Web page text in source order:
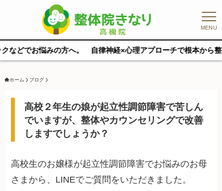
MENU
みの方へ。 自律神経×心理アプローチで根本から整えます。
ホーム ブログ
高校２年生の娘が起立性調節障害で苦しん
でいますが、整体やカウンセリングで改善
しますでしょうか？
高校生のお嬢様が起立性調節障害でお悩みのお母
さまから、LINEでご質問をいただきました。